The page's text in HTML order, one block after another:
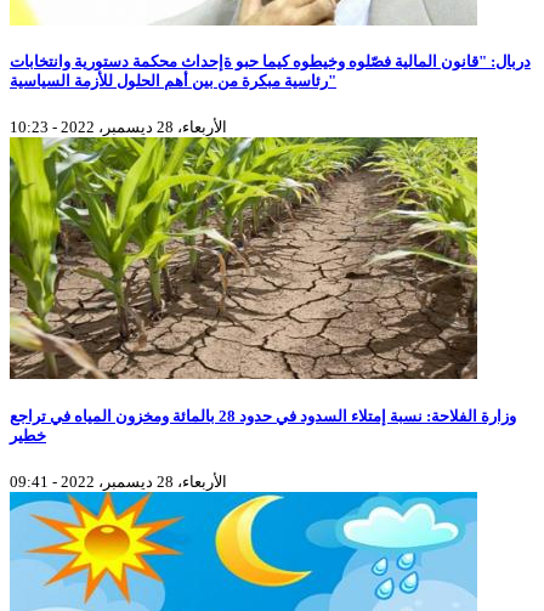
دربال: "قانون المالية فصّلوه وخيطوه كيما حبو ةإحداث محكمة دستورية وانتخابات
رئاسية مبكرة من بين أهم الحلول للأزمة السياسية"
الأربعاء، 28 ديسمبر، 2022 - 10:23
وزارة الفلاحة: نسبة إمتلاء السدود في حدود 28 بالمائة ومخزون المياه في تراجع
خطير
الأربعاء، 28 ديسمبر، 2022 - 09:41